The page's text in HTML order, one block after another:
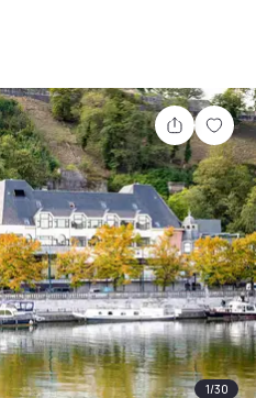
Teilen
1/30